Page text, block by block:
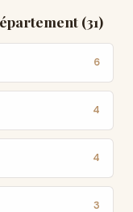
(31)
6
4
4
3